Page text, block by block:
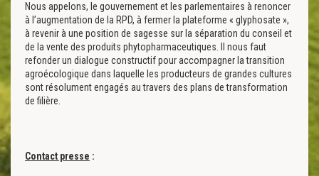
Nous appelons, le gouvernement et les parlementaires à renoncer
à l’augmentation de la RPD, à fermer la plateforme « glyphosate »,
à revenir à une position de sagesse sur la séparation du conseil et
de la vente des produits phytopharmaceutiques. Il nous faut
refonder un dialogue constructif pour accompagner la transition
agroécologique dans laquelle les producteurs de grandes cultures
sont résolument engagés au travers des plans de transformation
de filière.
Contact presse :